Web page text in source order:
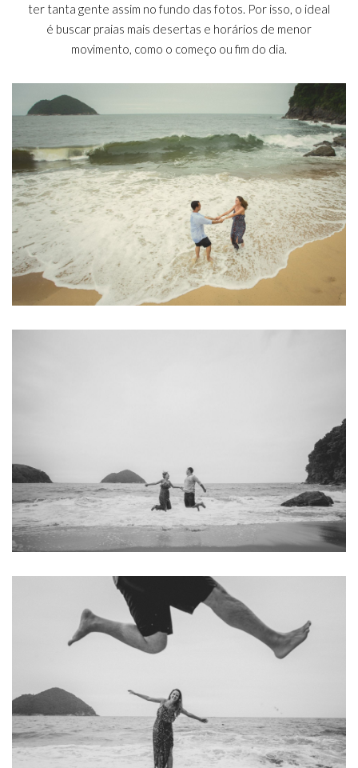
ter tanta gente assim no fundo das fotos. Por isso, o ideal
é buscar praias mais desertas e horários de menor
movimento, como o começo ou fim do dia.